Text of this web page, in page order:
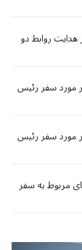
روابط دو
مورد سفر رئیس
مورد سفر رئیس
مربوط به سفر